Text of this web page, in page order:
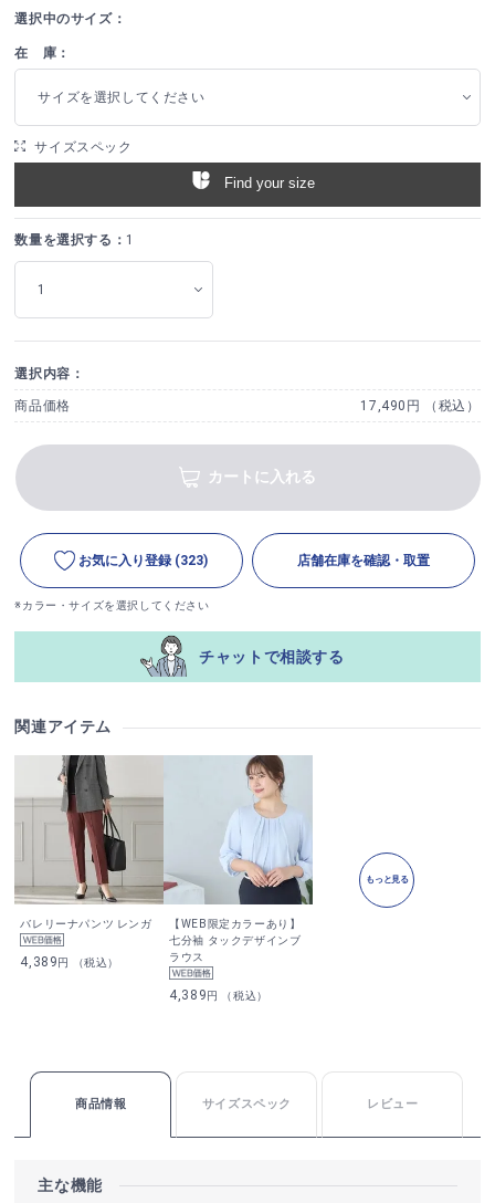
選択中のサイズ：
在 庫：
サイズを選択してください
サイズスペック
Find your size
数量を選択する： 1
選択内容：
商品価格 17,490円 （税込）
カートに入れる
お気に入り登録 (323) 店舗在庫を確認・取置
※カラー・サイズを選択してください
チャットで相談する
関連アイテム
バレリーナパンツ レンガ
4,389円 （税込）
【WEB限定カラーあり】
七分袖 タックデザインブ
ラウス
4,389円 （税込）
もっと見る
商品情報 サイズスペック レビュー
主な機能